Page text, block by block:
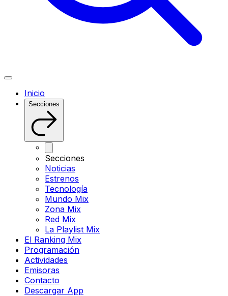
Inicio
Secciones
Secciones
Noticias
Estrenos
Tecnología
Mundo Mix
Zona Mix
Red Mix
La Playlist Mix
El Ranking Mix
Programación
Actividades
Emisoras
Contacto
Descargar App